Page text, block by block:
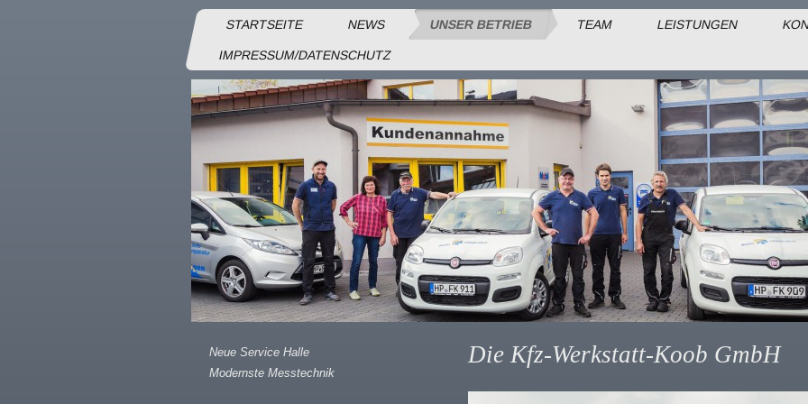
STARTSEITE NEWS UNSER BETRIEB TEAM LEISTUNGEN
IMPRESSUM/DATENSCHUTZ
Die Kfz-Werkstatt-Koob GmbH
Neue Service Halle
Modernste Messtechnik